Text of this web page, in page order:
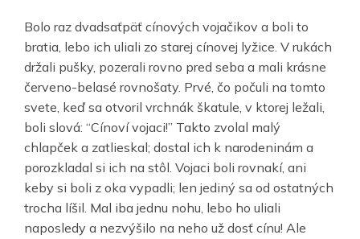
Bolo raz dvadsaťpäť cínových vojačikov a boli to
bratia, lebo ich uliali zo starej cínovej lyžice. V rukách
držali pušky, pozerali rovno pred seba a mali krásne
červeno-belasé rovnošaty. Prvé, čo počuli na tomto
svete, keď sa otvoril vrchnák škatule, v ktorej ležali,
boli slová: “Cínoví vojaci!” Takto zvolal malý
chlapček a zatlieskal; dostal ich k narodeninám a
porozkladal si ich na stôl. Vojaci boli rovnakí, ani
keby si boli z oka vypadli; len jediný sa od ostatných
trocha líšil. Mal iba jednu nohu, lebo ho uliali
naposledy a nezvýšilo na neho už dosť cínu! Ale